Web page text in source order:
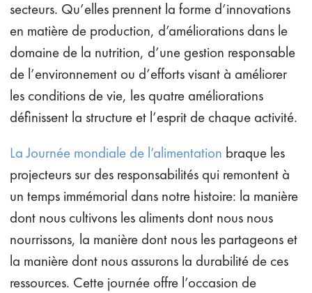
secteurs. Qu’elles prennent la forme d’innovations
en matière de production, d’améliorations dans le
domaine de la nutrition, d’une gestion responsable
de l’environnement ou d’efforts visant à améliorer
les conditions de vie, les quatre améliorations
définissent la structure et l’esprit de chaque activité.
La Journée mondiale de l’alimentation braque les
projecteurs sur des responsabilités qui remontent à
un temps immémorial dans notre histoire: la manière
dont nous cultivons les aliments dont nous nous
nourrissons, la manière dont nous les partageons et
la manière dont nous assurons la durabilité de ces
ressources. Cette journée offre l’occasion de